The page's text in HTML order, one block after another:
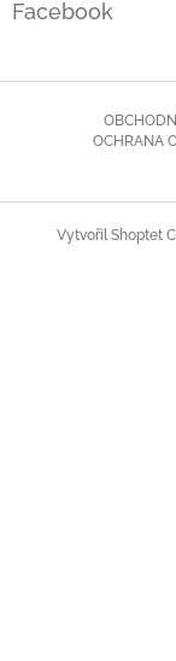
Facebook
OCHRANA
Vytvořil Shoptet